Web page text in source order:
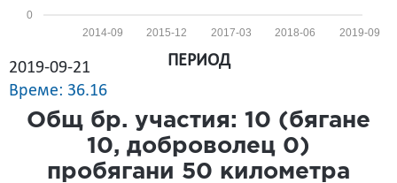
0
2019-09
2018-06
2017-03
2015-12
2014-09
2019-09-21
Време: 36.16
ПЕРИОД
Общ бр. участия: 10 (бягане
10, доброволец 0)
пробягани 50 километра